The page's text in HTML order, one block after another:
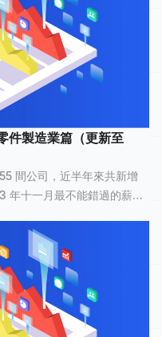
件製造業篇（更新至
間公司，近半年來共新增
速了解汽車及其零件製造